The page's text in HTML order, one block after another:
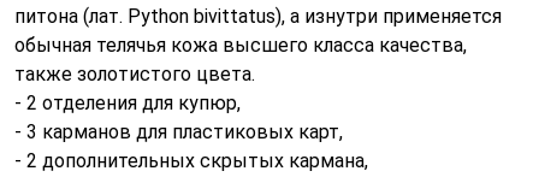
питона (лат. Python bivittatus), а изнутри применяется
обычная телячья кожа высшего класса качества,
также золотистого цвета.
- 2 отделения для купюр,
- 3 карманов для пластиковых карт,
- 2 дополнительных скрытых кармана,